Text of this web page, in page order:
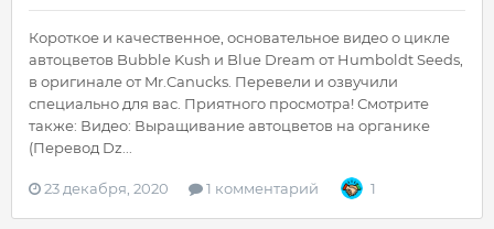
Короткое и качественное, основательное видео о цикле
автоцветов Bubble Kush и Blue Dream от Humboldt Seeds,
в оригинале от Mr.Canucks. Перевели и озвучили
специально для вас. Приятного просмотра! Смотрите
также: Видео: Выращивание автоцветов на органике
(Перевод Dz...
23 декабря, 2020 1 комментарий 1